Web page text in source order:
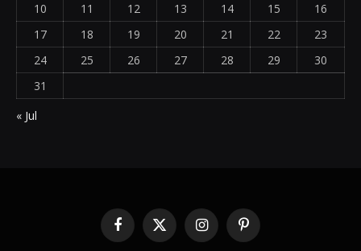
10
11 12 13 14 15
16
17
18 19 20 21 22
23
24
25 26 27 28 29
30
31
« Jul
Facebook
X
(Twitter)
InstagramPinterest